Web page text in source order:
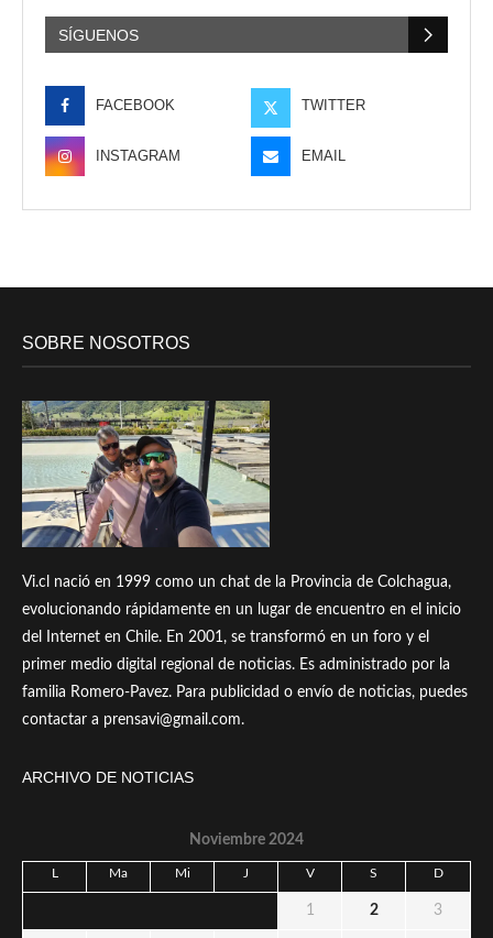
SÍGUENOS
FACEBOOK TWITTER
INSTAGRAM EMAIL
SOBRE NOSOTROS
Vi.cl nació en 1999 como un chat de la Provincia de Colchagua,
evolucionando rápidamente en un lugar de encuentro en el inicio
del Internet en Chile. En 2001, se transformó en un foro y el
primer medio digital regional de noticias. Es administrado por la
familia Romero-Pavez. Para publicidad o envío de noticias, puedes
contactar a prensavi@gmail.com.
ARCHIVO DE NOTICIAS
Noviembre 2024
L Ma Mi J V S D
1 2 3